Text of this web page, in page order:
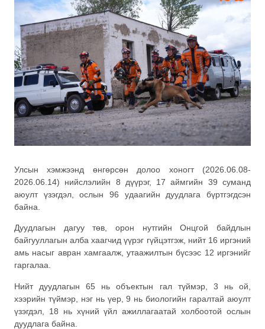
Улсын хэмжээнд өнгөрсөн долоо хоногт (2026.06.08-
2026.06.14) нийслэлийн 8 дүүрэг, 17 аймгийн 39 суманд
аюулт үзэгдэл, ослын 96 удаагийн дуудлага бүртгэгдсэн
байна.
Дуудлагын дагуу төв, орон нутгийн Онцгой байдлын
байгууллагын алба хаагчид үүрэг гүйцэтгэж, нийт 16 иргэний
амь насыг авран хамгаалж, утаажилтын бүсээс 12 иргэнийг
гаргалаа.
Нийт дуудлагын 65 нь объектын гал түймэр, 3 нь ой,
хээрийн түймэр, нэг нь үер, 9 нь биологийн гаралтай аюулт
үзэгдэл, 18 нь хүний үйл ажиллагаатай холбоотой ослын
дуудлага байна.